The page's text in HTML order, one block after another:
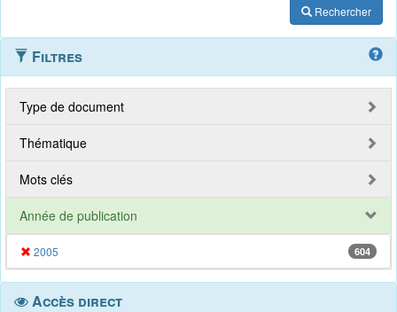
Rechercher
Filtres
Type de document
Thématique
Mots clés
Année de publication
2005 604
Accès direct